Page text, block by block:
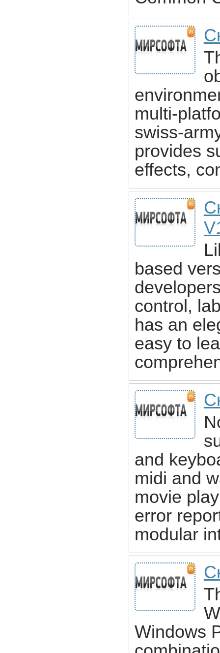
multi-
swiss-
provides
effects,
based
control,
has an
easy to
and
midi and
movie
error
modular
Windows